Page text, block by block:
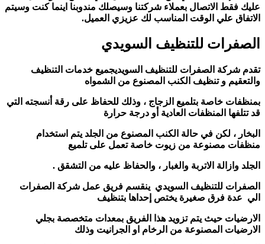
عليك فقط الاتصال بعملاء شركتنا وسيصلك مندوبنا اينما كنت وسيتم
الاتفاق علي الوقت المناسب لك عزيزي العميل.
الصفرات للتنظيف السويدي
تقدم شركة الصفرات للتنظيف السويديجميع خدمات التنظيف
والتعقيم و تنظيف الكنب المصنوع من الشمواه
بمنظفات خاصة بتلميع الزجاج ، وذلك للحفاظ على رقة أنسجته التي
قد تتلفها المنظفات العادية أو درجة حرارة
البخار ، لكن في حالة الكنب المصنوع من الجلد يتم استخدام
منظفات مصنوعة من زيوت خاصة تعمل على تلميع
الجلد وازالة الاتربة والغبار ، والحفاظ عليه من التشقق .
الصفرات للتنظيف السويدي ينقسم فريق عمل شركة الصفرات
الي عدة فرق صغيرة يختص إحداها بتنظيف
الارضيات حيث يتم تزويد هذا الفريق بمعدات متخصصة بجلي
الارضيات المصنوعة من الرخام او الجرانيت وذلك